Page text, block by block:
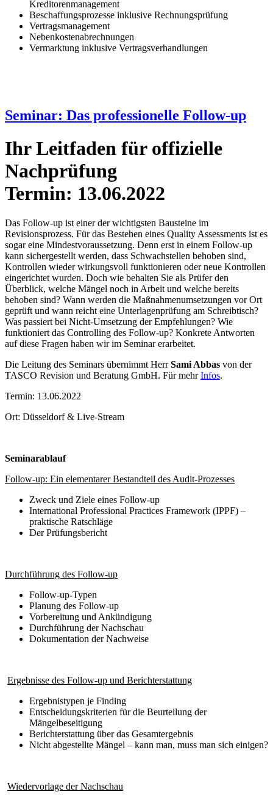
Kreditorenmanagement
Beschaffungsprozesse inklusive Rechnungsprüfung
Vertragsmanagement
Nebenkostenabrechnungen
Vermarktung inklusive Vertragsverhandlungen
Seminar: Das professionelle Follow-up
Ihr Leitfaden für offizielle
Nachprüfung
Termin: 13.06.2022
Das Follow-up ist einer der wichtigsten Bausteine im
Revisionsprozess. Für das Bestehen eines Quality Assessments ist es
sogar eine Mindestvoraussetzung. Denn erst in einem Follow-up
kann sichergestellt werden, dass Schwachstellen behoben sind,
Kontrollen wieder wirkungsvoll funktionieren oder neue Kontrollen
eingerichtet wurden. Doch wie behalten Sie als Prüfer den
Überblick, welche Mängel noch in Arbeit und welche bereits
behoben sind? Wann werden die Maßnahmenumsetzungen vor Ort
geprüft und wann reicht eine Unterlagenprüfung am Schreibtisch?
Was passiert bei Nicht-Umsetzung der Empfehlungen? Wie
funktioniert das Controlling des Follow-up? Konkrete Antworten
auf diese Fragen haben wir im Seminar erarbeitet.
Die Leitung des Seminars übernimmt HerrSami Abbas von der
TASCO Revision und Beratung GmbH. Für mehrInfos.
Termin: 13.06.2022
Ort: Düsseldorf & Live-Stream
Seminarablauf
Follow-up: Ein elementarer Bestandteil des Audit-Prozesses
Zweck und Ziele eines Follow-up
International Professional Practices Framework (IPPF) –
praktische Ratschläge
Der Prüfungsbericht
Durchführung des Follow-up
Follow-up-Typen
Planung des Follow-up
Vorbereitung und Ankündigung
Durchführung der Nachschau
Dokumentation der Nachweise
Ergebnisse des Follow-up und Berichterstattung
Ergebnistypen je Finding
Entscheidungskriterien für die Beurteilung der
Mängelbeseitigung
Berichterstattung über das Gesamtergebnis
Nicht abgestellte Mängel – kann man, muss man sich einigen?
Wiedervorlage der Nachschau